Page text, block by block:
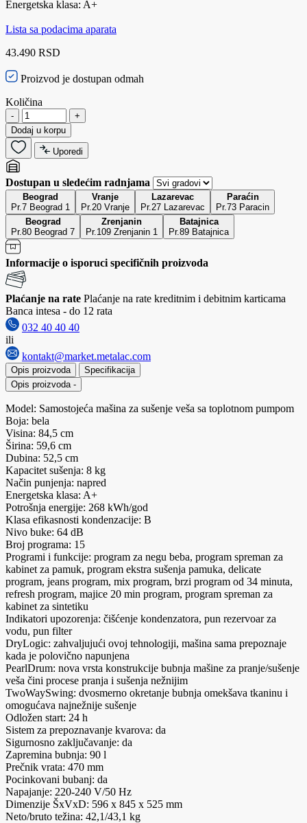
Energetska klasa: A+
Lista sa podacima aparata
43.490 RSD
Proizvod je dostupan odmah
Količina
-
+
Dodaj u korpu
Uporedi
Dostupan u sledećim radnjama
Beograd
Pr.7 Beograd 1
Vranje
Pr.20 Vranje
Lazarevac
Pr.27 Lazarevac
Paraćin
Pr.73 Paracin
Beograd
Pr.80 Beograd 7
Zrenjanin
Pr.109 Zrenjanin 1
Batajnica
Pr.89 Batajnica
Informacije o isporuci specifičnih proizvoda
Plaćanje na rate Plaćanje na rate kreditnim i debitnim karticama
Banca intesa - do 12 rata
032 40 40 40
ili
kontakt@market.metalac.com
Opis proizvoda
Specifikacija
Opis proizvoda -
Model: Samostojeća mašina za sušenje veša sa toplotnom pumpom
Boja: bela
Visina: 84,5 cm
Širina: 59,6 cm
Dubina: 52,5 cm
Kapacitet sušenja: 8 kg
Način punjenja: napred
Energetska klasa: A+
Potrošnja energije: 268 kWh/god
Klasa efikasnosti kondenzacije: B
Nivo buke: 64 dB
Broj programa: 15
Programi i funkcije: program za negu beba, program spreman za
kabinet za pamuk, program ekstra sušenja pamuka, delicate
program, jeans program, mix program, brzi program od 34 minuta,
refresh program, majice 20 min program, program spreman za
kabinet za sintetiku
Indikatori upozorenja: čišćenje kondenzatora, pun rezervoar za
vodu, pun filter
DryLogic: zahvaljujući ovoj tehnologiji, mašina sama prepoznaje
kada je polovično napunjena
PearlDrum: nova vrsta konstrukcije bubnja mašine za pranje/sušenje
veša čini procese pranja i sušenja nežnijim
TwoWaySwing: dvosmerno okretanje bubnja omekšava tkaninu i
omogućava najnežnije sušenje
Odložen start: 24 h
Sistem za prepoznavanje kvarova: da
Sigurnosno zaključavanje: da
Zapremina bubnja: 90 l
Prečnik vrata: 470 mm
Pocinkovani bubanj: da
Napajanje: 220-240 V/50 Hz
Dimenzije ŠxVxD: 596 x 845 x 525 mm
Neto/bruto težina: 42,1/43,1 kg